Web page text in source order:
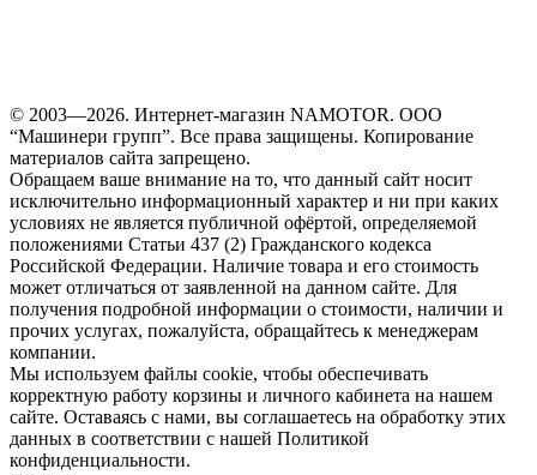
© 2003—2026. Интернет-магазин NAMOTOR. ООО
“Машинери групп”. Все права защищены. Копирование
материалов сайта запрещено.
Обращаем ваше внимание на то, что данный сайт носит
исключительно информационный характер и ни при каких
условиях не является публичной офёртой, определяемой
положениями Статьи 437 (2) Гражданского кодекса
Российской Федерации. Наличие товара и его стоимость
может отличаться от заявленной на данном сайте. Для
получения подробной информации о стоимости, наличии и
прочих услугах, пожалуйста, обращайтесь к менеджерам
компании.
Мы используем файлы cookie, чтобы обеспечивать
корректную работу корзины и личного кабинета на нашем
сайте. Оставаясь с нами, вы соглашаетесь на обработку этих
данных в соответствии с нашей Политикой
конфиденциальности.